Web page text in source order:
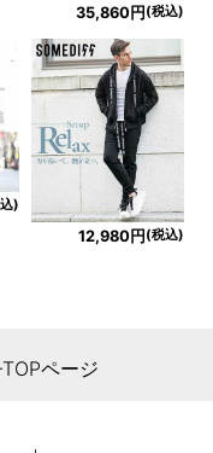
35,860円 (税込)
)
12,980円 (税込)
ページ